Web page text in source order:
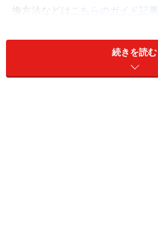
換方法などは こちらのガイド記事
続きを読む